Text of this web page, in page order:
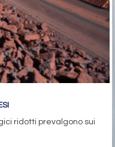
ridotti prevalgono sui